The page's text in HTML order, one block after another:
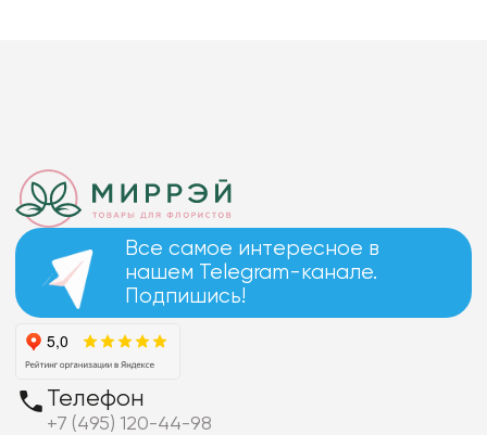
Все самое интересное в
нашем Telegram-канале.
Подпишись!
Телефон
+7 (495) 120-44-98